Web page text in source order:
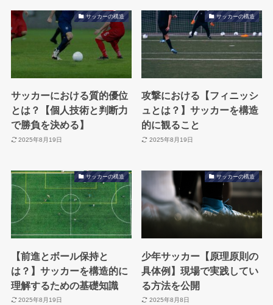
サッカーの構造
サッカーにおける質的優位
とは？【個人技術と判断力
で勝負を決める】
2025年8月19日
サッカーの構造
攻撃における【フィニッシ
ュとは？】サッカーを構造
的に観ること
2025年8月19日
サッカーの構造
【前進とボール保持と
は？】サッカーを構造的に
理解するための基礎知識
2025年8月19日
サッカーの構造
少年サッカー【原理原則の
具体例】現場で実践してい
る方法を公開
2025年8月8日